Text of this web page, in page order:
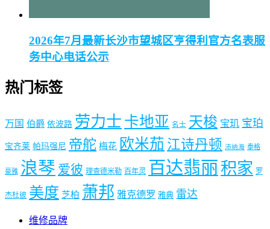
2026年7月最新长沙市望城区亨得利官方名表服
务中心电话公示
热门标签
万国 伯爵 依波路 劳力士 卡地亚 名士 天梭 宝玑 宝珀
宝齐莱 帕玛强尼 帝舵 梅花 欧米茄 江诗丹顿 沛纳海 泰格
豪雅 浪琴 爱彼 理查德米勒 百年灵 百达翡丽 积家 罗
杰杜彼 美度 芝柏 萧邦 雅克德罗 雅典 雷达
维修品牌